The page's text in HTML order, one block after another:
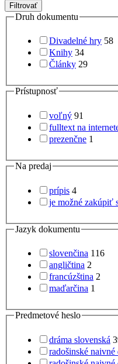
Filtrovať
Druh dokumentu
Divadelné hry 58
Knihy 34
Články 29
Prístupnosť
voľný 91
fulltext na
prezenčne 1
Na predaj
prípis 4
je možné zakúpiť
Jazyk dokumentu
slovenčina 116
angličtina 2
francúzština 2
maďarčina 1
Predmetové heslo
dráma slovenská
radošinské